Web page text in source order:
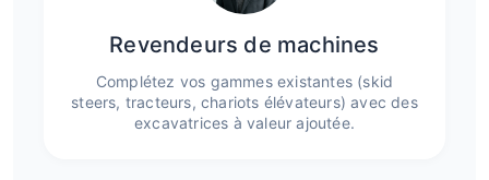
Revendeurs de machines
Complétez vos gammes existantes (skid
steers, tracteurs, chariots élévateurs) avec des
excavatrices à valeur ajoutée.